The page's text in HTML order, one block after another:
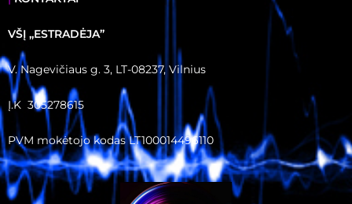
VŠĮ ,,ESTRADĖJA”
V. Nagevičiaus g. 3, LT-08237, Vilnius
Į.K 305278615
PVM mokėtojo kodas LT100014496110